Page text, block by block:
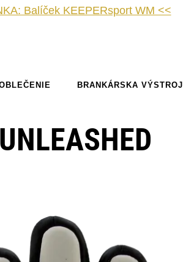
Balíček KEEPERsport WM <<
BRANKÁRSKA VÝSTROJ